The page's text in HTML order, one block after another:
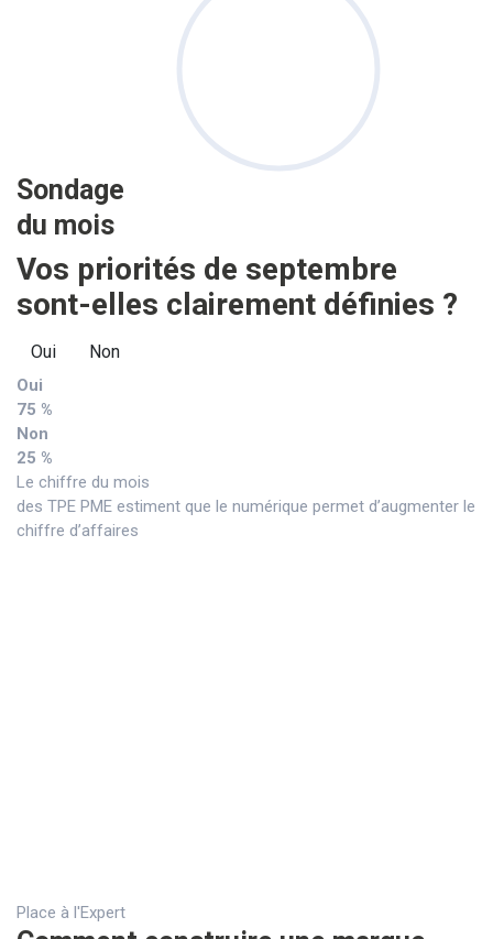
Sondage
du mois
Vos priorités de septembre
sont-elles clairement définies ?
Oui Non
Oui
75 %
Non
25 %
Le chiffre du mois
des TPE PME estiment que le numérique permet d’augmenter le
chiffre d’affaires
Place à l'Expert